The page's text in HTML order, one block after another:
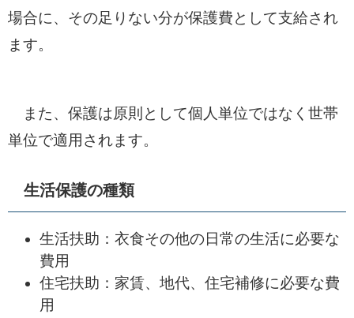
場合に、その足りない分が保護費として支給され
ます。
また、保護は原則として個人単位ではなく世帯
単位で適用されます。
生活保護の種類
生活扶助：衣食その他の日常の生活に必要な
費用
住宅扶助：家賃、地代、住宅補修に必要な費
用